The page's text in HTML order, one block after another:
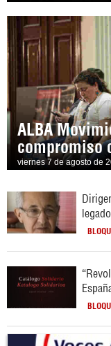
ALBA
compromiso
viernes 7 de agosto de